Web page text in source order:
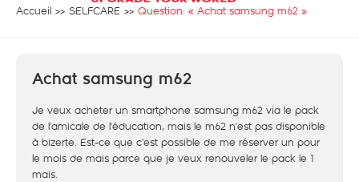
Accueil SELFCARE Question: « Achat samsung m62 »
Achat samsung m62
Je veux acheter un smartphone samsung m62 via le pack
de l'amicale de l'éducation, mais le m62 n'est pas disponible
à bizerte. Est-ce que c'est possible de me réserver un pour
le mois de mais parce que je veux renouveler le pack le 1
mais.